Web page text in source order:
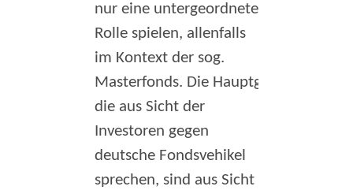
nur eine untergeordnete
Rolle spielen, allenfalls
im Kontext der sog.
Masterfonds. Die Hauptgründe,
die aus Sicht der
Investoren gegen
deutsche Fondsvehikel
sprechen, sind aus Sicht